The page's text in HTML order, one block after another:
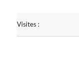
Visites :